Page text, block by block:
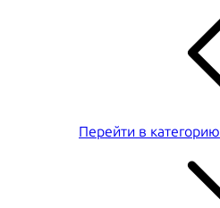
Перейти в категорию